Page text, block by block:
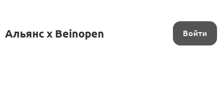
Альянс x Beinopen Войти